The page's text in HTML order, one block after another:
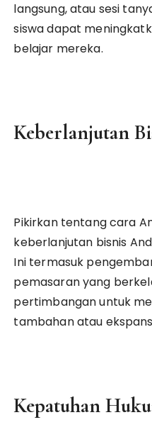
langsung, atau sesi
siswa dapat
belajar mereka.
Keberlanjutan
Pikirkan tentang cara
keberlanjutan bisnis
Ini termasuk
pemasaran yang
pertimbangan untuk
tambahan atau
Kepatuhan